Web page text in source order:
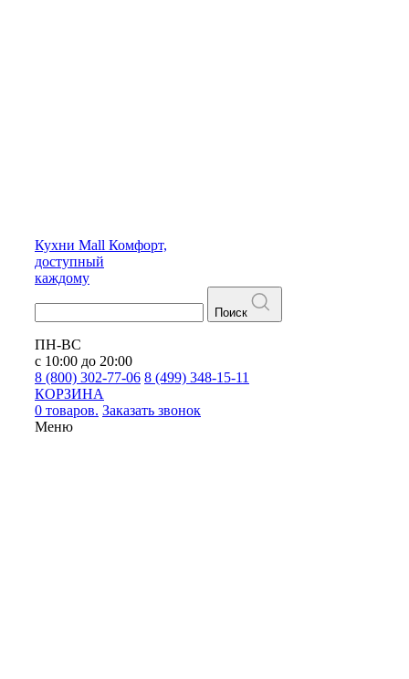
Кухни Mall Комфорт,
доступный
каждому
Поиск
ПН-ВС
с 10:00 до 20:00
8 (800) 302-77-06 8 (499) 348-15-11
КОРЗИНА
0 товаров. Заказать звонок
Меню